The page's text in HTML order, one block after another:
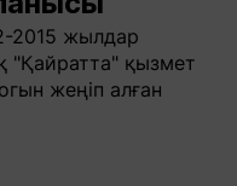
2015 жылдар
"Қайратта" қызмет
жеңіп алған